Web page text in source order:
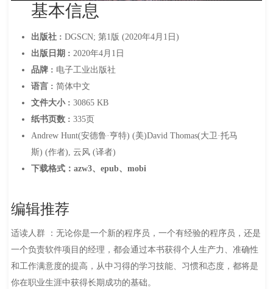
基本信息
出版社 : DGSCN; 第1版 (2020年4月1日)
出版日期 : 2020年4月1日
品牌 : 电子工业出版社
语言 : 简体中文
文件大小 : 30865 KB
纸书页数 : 335页
Andrew Hunt(安德鲁·亨特) (美)David Thomas(大卫·托马
斯) (作者), 云风 (译者)
下载格式：azw3、epub、mobi
编辑推荐
适读人群 ：无论你是一个新的程序员，一个有经验的程序员，还是
一个负责软件项目的经理，都会通过本书获得个人生产力、准确性
和工作满意度的提高，从中习得的学习技能、习惯和态度，都将是
你在职业生涯中获得长期成功的基础。